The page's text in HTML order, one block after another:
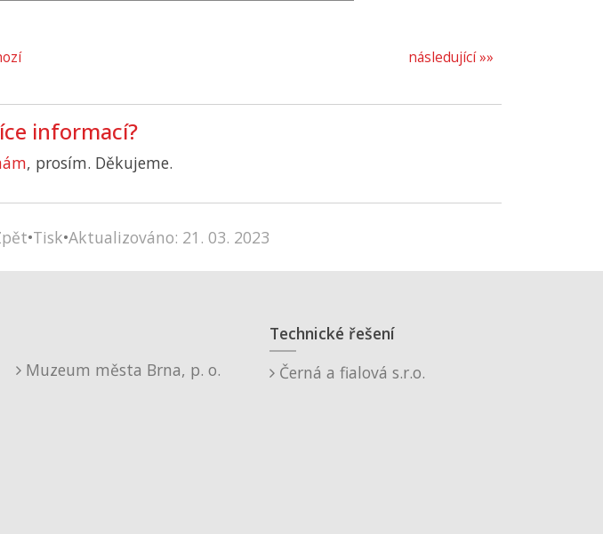
následující »»
informací?
, prosím. Děkujeme.
•Tisk•Aktualizováno: 21. 03. 2023
Muzeum města Brna, p. o.
Technické řešení
Černá a fialová s.r.o.